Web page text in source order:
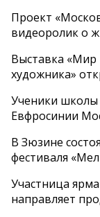
Проект
видеоролик о
Выставка «Мир
художника»
Ученики школы
Евфросинии
В Зюзине
фестиваля
Участница
направляет